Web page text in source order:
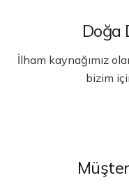
Doğa
İlham kaynağımız
bizim